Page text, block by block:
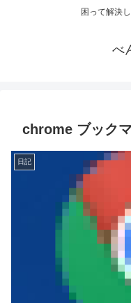
困って解決
べ
chrome ブック
日記